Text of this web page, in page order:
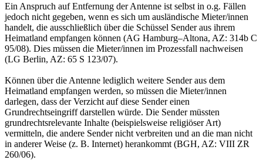
Ein Anspruch auf Entfernung der Antenne ist selbst in o.g. Fällen
jedoch nicht gegeben, wenn es sich um ausländische Mieter/innen
handelt, die ausschließlich über die Schüssel Sender aus ihrem
Heimatland empfangen können (AG Hamburg–Altona, AZ: 314b C
95/08). Dies müssen die Mieter/innen im Prozessfall nachweisen
(LG Berlin, AZ: 65 S 123/07).
Können über die Antenne lediglich weitere Sender aus dem
Heimatland empfangen werden, so müssen die Mieter/innen
darlegen, dass der Verzicht auf diese Sender einen
Grundrechtseingriff darstellen würde. Die Sender müssten
grundrechtsrelevante Inhalte (beispielsweise religiöser Art)
vermitteln, die andere Sender nicht verbreiten und an die man nicht
in anderer Weise (z. B. Internet) herankommt (BGH, AZ: VIII ZR
260/06).